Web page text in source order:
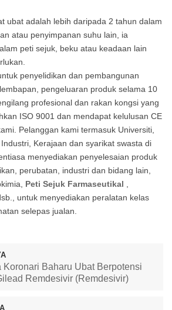
ubat adalah lebih daripada 2 tahun dalam
atau penyimpanan suhu lain, ia
peti sejuk, beku atau keadaan lain
penyelidikan dan pembangunan
pengeluaran produk selama 10
profesional dan rakan kongsi yang
ISO 9001 dan mendapat kelulusan CE
Pelanggan kami termasuk Universiti,
Kerajaan dan syarikat swasta di
menyediakan penyelesaian produk
perubatan, industri dan bidang lain,
Peti Sejuk Farmaseutikal
untuk menyediakan peralatan kelas
selepas jualan.
Koronari Baharu Ubat Berpotensi
Remdesivir (Remdesivir)